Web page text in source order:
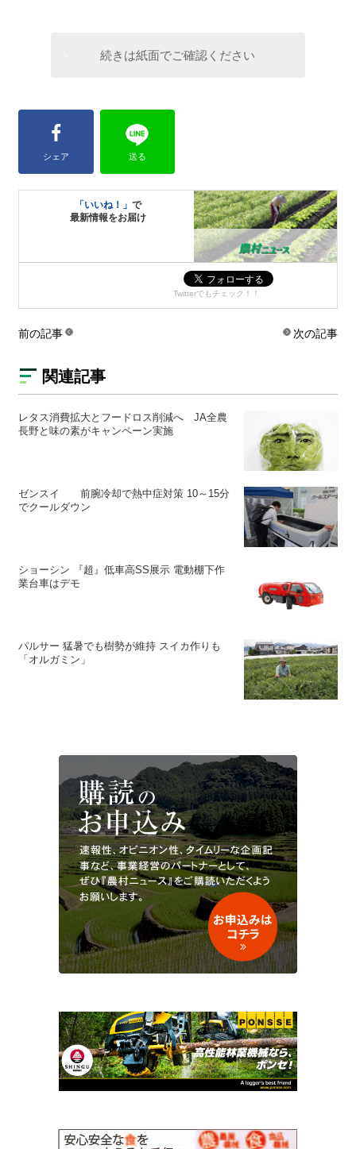
続きは紙面でご確認ください
シェア 送る
「いいね！」で
最新情報をお届け
Twitterでもチェック！！
前の記事 次の記事
関連記事
レタス消費拡大とフードロス削減へ JA全農
長野と味の素がキャンペーン実施
ゼンスイ 前腕冷却で熱中症対策 10～15分
でクールダウン
ショーシン 『超』低車高SS展示 電動棚下作
業台車はデモ
パルサー 猛暑でも樹勢が維持 スイカ作りも
「オルガミン」